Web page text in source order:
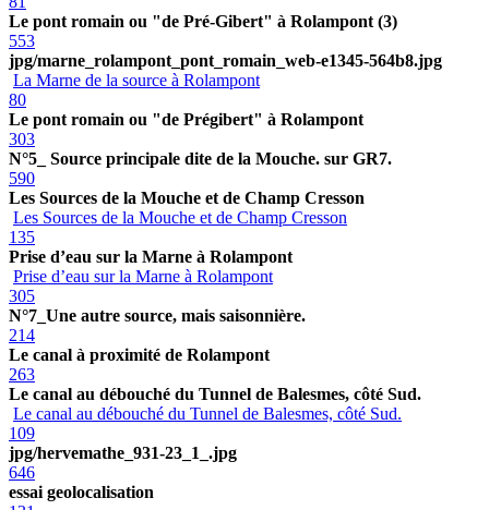
Le pont romain ou "de Pré-Gibert" à Rolampont (3)
553
jpg/marne_rolampont_pont_romain_web-e1345-564b8.jpg
La Marne de la source à Rolampont
80
Le pont romain ou "de Prégibert" à Rolampont
303
N°5_ Source principale dite de la Mouche. sur GR7.
590
Les Sources de la Mouche et de Champ Cresson
Les Sources de la Mouche et de Champ Cresson
135
Prise d’eau sur la Marne à Rolampont
Prise d’eau sur la Marne à Rolampont
305
N°7_Une autre source, mais saisonnière.
214
Le canal à proximité de Rolampont
263
Le canal au débouché du Tunnel de Balesmes, côté Sud.
Le canal au débouché du Tunnel de Balesmes, côté Sud.
109
jpg/hervemathe_931-23_1_.jpg
646
essai geolocalisation